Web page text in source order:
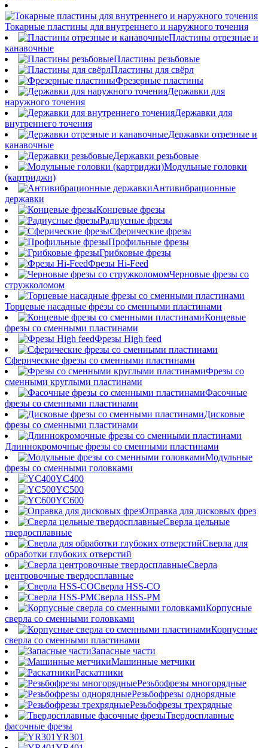
Токарные пластины для внутреннего и наружного точения
Пластины отрезные и
канавочные
Пластины резьбовые
Пластины для свёрл
Фрезерные пластины
Державки для
наружного точения
Державки для
внутреннего точения
Державки отрезные и
канавочные
Державки резьбовые
Модульные головки
(картриджи)
Антивибрационные
державки
Концевые фрезы
Радиусные фрезы
Сферические фрезы
Профильные фрезы
Грибковые фрезы
Фрезы Hi-Feed
Черновые фрезы со
стружколомом
Торцевые насадные фрезы со сменными пластинами
Концевые
фрезы со сменными пластинами
Фрезы High feed
Сферические фрезы со сменными пластинами
Фрезы со
сменными круглыми пластинами
Фасочные
фрезы со сменными пластинами
Дисковые
фрезы со сменными пластинами
Длиннокромочные фрезы со сменными пластинами
Модульные
фрезы со сменными головками
YC400
YC500
YC600
Оправка для дисковых фрез
Сверла цельные
твердосплавные
Сверла для
обработки глубоких отверстий
Сверла
центровочные твердосплавные
Сверла HSS-CO
Сверла HSS-PM
Корпусные
сверла со сменными головками
Корпусные
сверла со сменными пластинами
Запасные части
Машинные метчики
Раскатники
Резьбофрезы многорядные
Резьбофрезы однорядные
Резьбофрезы трехрядные
Твердосплавные
фасочные фрезы
YR301